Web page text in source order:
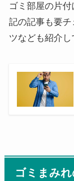
ゴミ部屋の片
記の記事も要
ツなども紹介し
ゴミまみ